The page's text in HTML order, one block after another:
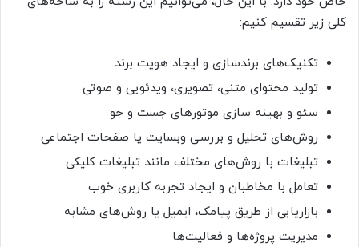
کلی زیر تقسیم کنیم:
تکنیک‌های برندسازی و ایجاد هویت برند
تولید محتوای متنی، تصویری، ویدئویی و صوتی
سئو و بهینه سازی موتورهای جست و جو
روش‌های تحلیل و بررسی وبسایت یا صفحات اجتماعی
تبلیغات با روش‌های مختلف مانند تبلیغات کلیکی
تعامل با مخاطبان و ایجاد تجربه کاربری خوب
بازاریابی از طریق پیامک، ایمیل یا روش‌های مشابه
مدیریت پروژه‌ها و فعالیت‌ها